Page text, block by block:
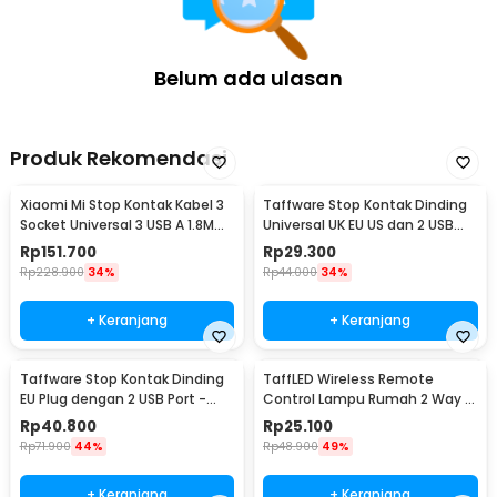
Belum ada ulasan
Produk Rekomendasi
Xiaomi Mi Stop Kontak Kabel 3
Socket Universal 3 USB A 1.8M
250V 2500W - XMCXB01QMN
(ORIGINAL)
Rp151.700
Rp228.900 34%
+ Keranjang
Taffware Stop Kontak Dinding
Universal UK EU US dan 2 USB
Port - ATH1
Rp29.300
Rp44.000 34%
+ Keranjang
Taffware Stop Kontak Dinding
EU Plug dengan 2 USB Port -
SCN2
Rp40.800
Rp71.900 44%
TaffLED Wireless Remote
Control Lampu Rumah 2 Way -
YAM802
Rp25.100
Rp48.900 49%